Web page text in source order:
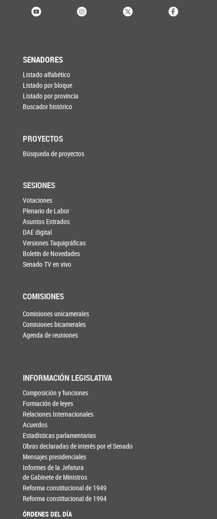
SENADORES
Listado alfabético
Listado por bloque
Listado por provincia
Buscador histórico
PROYECTOS
Búsqueda de proyectos
SESIONES
Votaciones
Plenario de Labor
Asuntos Entrados
DAE digital
Versiones Taquigráficas
Boletín de Novedades
Senado TV en vivo
COMISIONES
Comisiones unicamerales
Comisiones bicamerales
Agenda de reuniones
INFORMACIÓN LEGISLATIVA
Composición y funciones
Formación de leyes
Relaciones Internacionales
Acuerdos
Estadísticas parlamentarias
Obras declaradas de interés por el Senado
Mensajes presidenciales
Informes de la Jefatura
de Gabinete de Ministros
Reforma constitucional de 1949
Reforma constitucional de 1994
ÓRDENES DEL DÍA